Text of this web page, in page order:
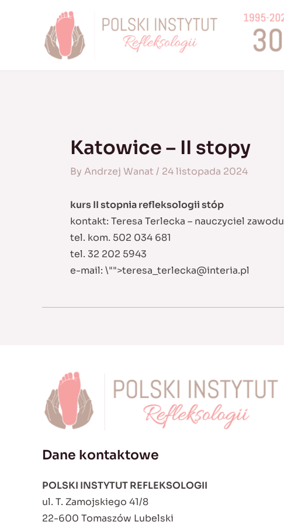
Katowice – II stopy
By Andrzej Wanat / 24 listopada 2024
kurs II stopnia refleksologii stóp
kontakt: Teresa Terlecka – nauczyciel zawodu
tel. kom. 502 034 681
tel. 32 202 5943
e-mail: \"">teresa_terlecka@interia.pl
Dane kontaktowe
POLSKI INSTYTUT REFLEKSOLOGII
ul. T. Zamojskiego 41/8
22-600 Tomaszów Lubelski